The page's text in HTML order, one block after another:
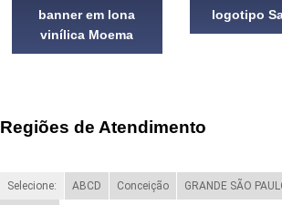
banner em lona
vinílica Moema
logotipo
Regiões de Atendimento
Selecione: ABCD Conceição GRANDE SÃO